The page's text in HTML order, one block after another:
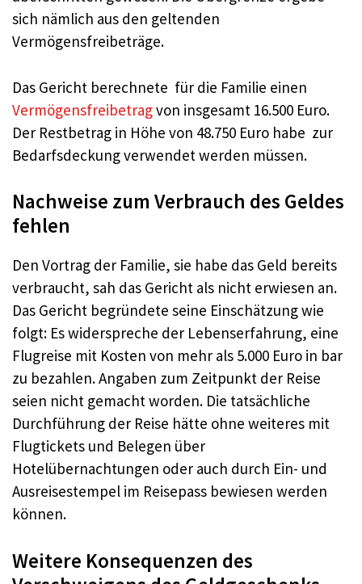
sich nämlich aus den geltenden
Vermögensfreibeträge.
Das Gericht berechnete für die Familie einen
Vermögensfreibetragvon insgesamt 16.500 Euro.
Der Restbetrag in Höhe von 48.750 Euro habe zur
Bedarfsdeckung verwendet werden müssen.
Nachweise zum Verbrauch des Geldes
fehlen
Den Vortrag der Familie, sie habe das Geld bereits
verbraucht, sah das Gericht als nicht erwiesen an.
Das Gericht begründete seine Einschätzung wie
folgt: Es widerspreche der Lebenserfahrung, eine
Flugreise mit Kosten von mehr als 5.000 Euro in bar
zu bezahlen. Angaben zum Zeitpunkt der Reise
seien nicht gemacht worden. Die tatsächliche
Durchführung der Reise hätte ohne weiteres mit
Flugtickets und Belegen über
Hotelübernachtungen oder auch durch Ein- und
Ausreisestempel im Reisepass bewiesen werden
können.
Weitere Konsequenzen des